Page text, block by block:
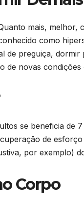
mais,
como
preguiça,
de novas condições
se beneficia
de
por exemplo)
Corpo